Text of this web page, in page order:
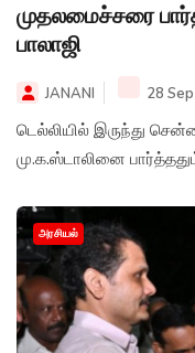
முதலமைச்சரை
பாலாஜி
JANANI 28
டெல்லியில் இருந்து
மு.க.ஸ்டாலினை
அரசியல்